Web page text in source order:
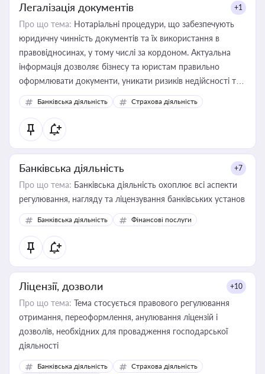
Легалізація документів +1
Про що тема: Нотаріальні процедури, що забезпечують
юридичну чинність документів та їх використання в
правовідносинах, у тому числі за кордоном. Актуальна
інформація дозволяє бізнесу та юристам правильно
оформлювати документи, уникати ризиків недійсності та
забезпечувати їх належне прийняття органами влади та
контрагентами
Банківська діяльність Страхова діяльність
Банківська діяльність +7
Про що тема: Банківська діяльність охоплює всі аспекти
регулювання, нагляду та ліцензування банківських установ
Банківська діяльність Фінансові послуги
Ліцензії, дозволи +10
Про що тема: Тема стосується правового регулювання
отримання, переоформлення, анулювання ліцензій і
дозволів, необхідних для провадження господарської
діяльності
Банківська діяльність
Страхова діяльність